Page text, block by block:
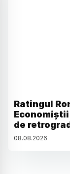
Ratingul
de
08.08.2026